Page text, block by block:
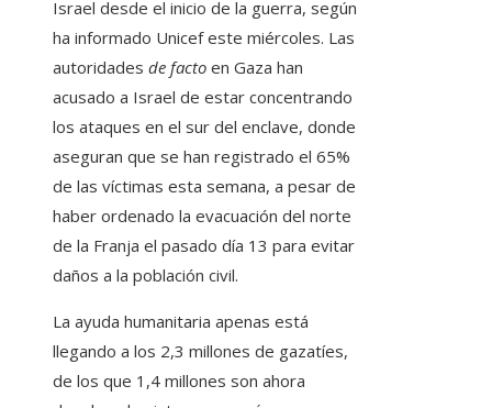
Israel desde el inicio de la guerra, según
ha informado Unicef este miércoles. Las
autoridades de facto en Gaza han
acusado a Israel de estar concentrando
los ataques en el sur del enclave, donde
aseguran que se han registrado el 65%
de las víctimas esta semana, a pesar de
haber ordenado la evacuación del norte
de la Franja el pasado día 13 para evitar
daños a la población civil.
La ayuda humanitaria apenas está
llegando a los 2,3 millones de gazatíes,
de los que 1,4 millones son ahora